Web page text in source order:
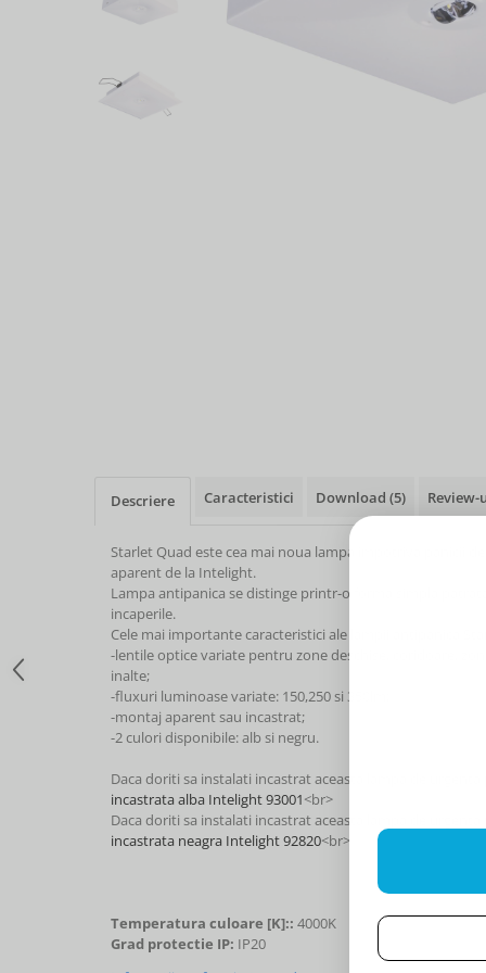
Descriere Caracteristici Download (5) Review-
Starlet Quad este cea mai noua lampa impotriva panicii
aparent de la Intelight.
Lampa antipanica se distinge printr-o forma simpla
incaperile.
Cele mai importante caracteristici ale lampii antipanica
-lentile optice variate pentru zone deschise, coridoare,
inalte;
-fluxuri luminoase variate: 150,250 si 350lm;
-montaj aparent sau incastrat;
-2 culori disponibile: alb si negru.
Daca doriti sa instalati incastrat aceasta lampa de urgenta
incastrata alba Intelight 93001<br>
Daca doriti sa instalati incastrat aceasta lampa de urgenta
incastrata neagra Intelight 92820<br>
Temperatura culoare [K]:: 4000K
Grad protectie IP: IP20